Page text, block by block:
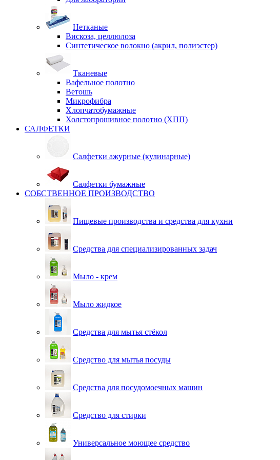
Нетканые
Вискоза, целлюлоза
Синтетическое волокно (акрил, полиэстер)
Тканевые
Вафельное полотно
Ветошь
Микрофибра
Хлопчатобумажные
Холстопрошивное полотно (ХПП)
САЛФЕТКИ
Салфетки ажурные (кулинарные)
Салфетки бумажные
СОБСТВЕННОЕ ПРОИЗВОДСТВО
Пищевые производства и средства для кухни
Средства для специализированных задач
Мыло - крем
Мыло жидкое
Средства для мытья стёкол
Средство для мытья посуды
Средства для посудомоечных машин
Средство для стирки
Универсальное моющее средство